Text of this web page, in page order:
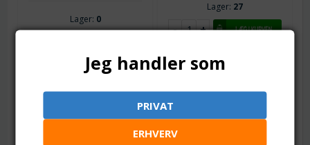
Lager: 0
Lager: 27
Jeg handler som
PRIVAT
ERHVERV